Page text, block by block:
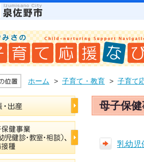
ホーム 子育て・教育 子育て
母子保
乳幼児